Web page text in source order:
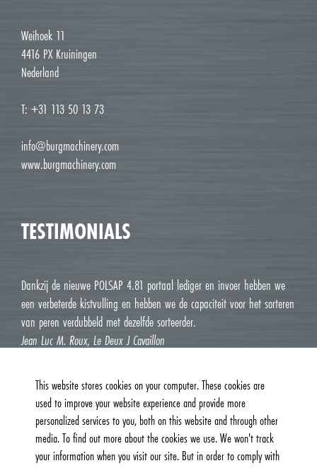
Weihoek 11
4416 PX Kruiningen
Nederland
T: +31 113 50 13 73
info@burgmachinery.com
www.burgmachinery.com
TESTIMONIALS
Dankzij de nieuwe POLSAP 4.81 portaal lediger en invoer hebben we
een verbeterde kistvulling en hebben we de capaciteit voor het sorteren
van peren verdubbeld met dezelfde sorteerder.
Jean Luc M. Roux, Le Deux J Cavaillon
This website stores cookies on your computer. These cookies are
used to improve your website experience and provide more
personalized services to you, both on this website and through other
media. To find out more about the cookies we use. We won't track
your information when you visit our site. But in order to comply with